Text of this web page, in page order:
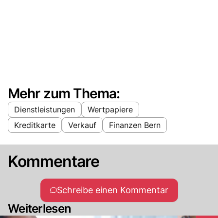
Mehr zum Thema:
Dienstleistungen
Wertpapiere
Kreditkarte
Verkauf Finanzen Bern
Kommentare
Schreibe einen Kommentar
Weiterlesen